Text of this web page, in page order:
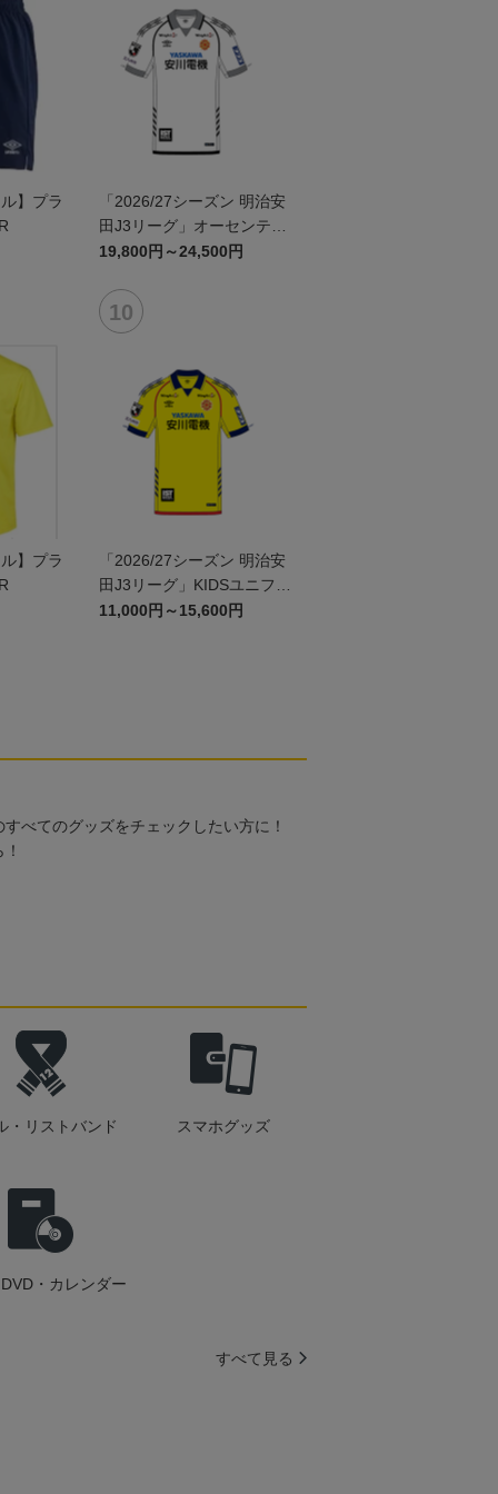
】プラ
「2026/27シーズン 明治安
田J3リーグ」オーセンティ
ックユニフォームFP2nd
19,800円～24,500円
】プラ
「2026/27シーズン 明治安
田J3リーグ」KIDSユニフォ
ームFP1st
11,000円～15,600円
べてのグッズをチェックしたい方に！
・リストバンド スマホグッズ
・カレンダー
すべて見る